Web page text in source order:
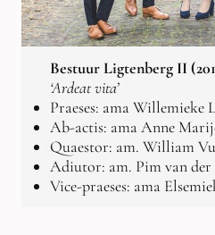
Bestuur Ligtenberg II
‘Ardeat vita’
Praeses: ama Willemieke
Ab-actis: ama Anne
Quaestor: am. William
Adiutor: am. Pim van der
Vice-praeses: ama